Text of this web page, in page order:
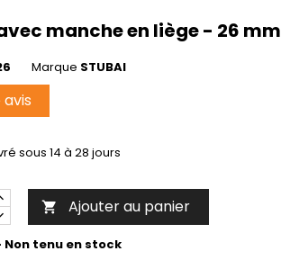
manche en liège - 26 mm
Marque STUBAI
sous 14 à 28 jours
 Ajouter au panier
tenu en stock